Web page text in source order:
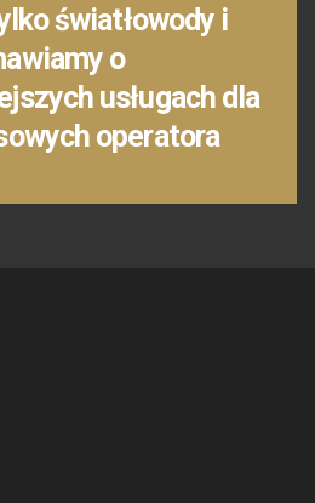
światłowody i
o
usługach dla
operatora